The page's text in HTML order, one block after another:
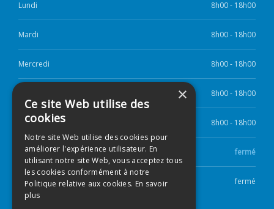
Lundi 8h00 - 18h00
Mardi 8h00 - 18h00
Mercredi 8h00 - 18h00
8h00 - 18h00
Vendredi 8h00 - 18h00
Samedi fermé
Dimanche fermé
×
Ce site Web utilise des
cookies
Notre site Web utilise des cookies pour
améliorer l'expérience utilisateur. En
utilisant notre site Web, vous acceptez tous
les cookies conformément à notre
Politique relative aux cookies. En savoir
plus